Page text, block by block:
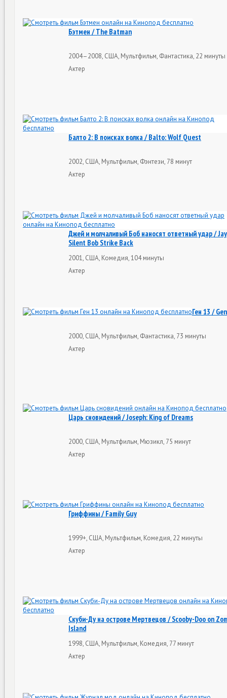
Бэтмен / The Batman
2004–2008, США, Мультфильм, Фантастика, 22 минуты
Актер
Балто 2: В поисках волка / Balto: Wolf Quest
2002, США, Мультфильм, Фэнтези, 78 минут
Актер
Джей и молчаливый Боб наносят ответный удар /
Silent Bob Strike Back
2001, США, Комедия, 104 минуты
Актер
Ген 13 /
2000, США, Мультфильм, Фантастика, 73 минуты
Актер
Царь сновидений / Joseph: King of Dreams
2000, США, Мультфильм, Мюзикл, 75 минут
Актер
Гриффины / Family Guy
1999+, США, Мультфильм, Комедия, 22 минуты
Актер
Скуби-Ду на острове Мертвецов / Scooby-Doo on
Island
1998, США, Мультфильм, Комедия, 77 минут
Актер